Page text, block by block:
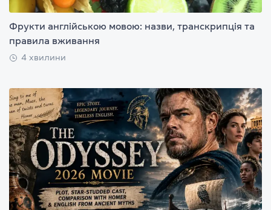
Фрукти англійською мовою: назви, транскрипція та
правила вживання
4 хвилини